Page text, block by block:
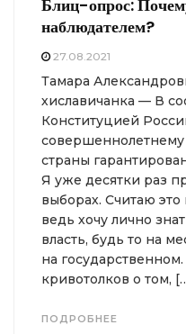
Блиц-опрос:
наблюдателем?
27.08.2021
Тамара
хиславичанка — В
Конституцией
страны
Я уже десятки раз
выборах. Считаю
ведь хочу лично
власть, будь то на
на
кривотолков о том,
ПОДРОБНЕЕ